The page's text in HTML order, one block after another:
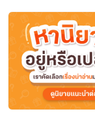
บ้าน